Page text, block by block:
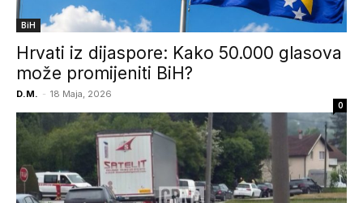
BiH
Hrvati iz dijaspore: Kako 50.000 glasova
može promijeniti BiH?
D.M. - 18 Maja, 2026
0